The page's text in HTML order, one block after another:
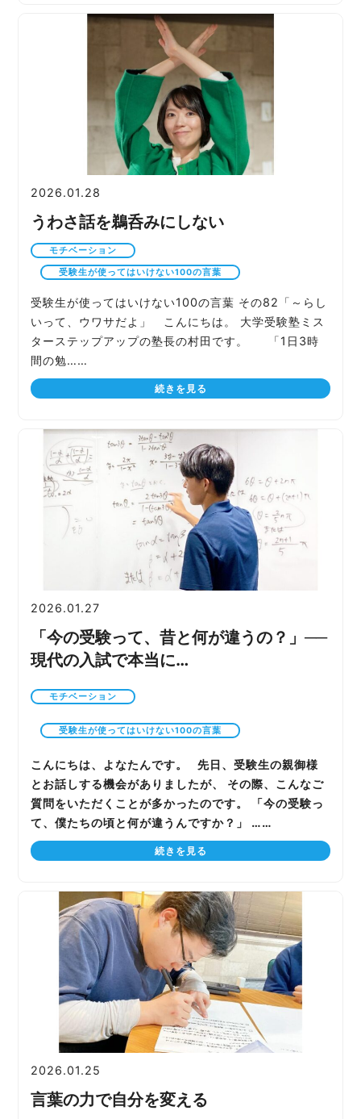
2026.01.28
うわさ話を鵜呑みにしない
モチベーション
受験生が使ってはいけない100の言葉
受験生が使ってはいけない100の言葉 その82「～らし
いって、ウワサだよ」 こんにちは。 大学受験塾ミス
ターステップアップの塾長の村田です。 「1日3時
間の勉……
続きを見る
2026.01.27
「今の受験って、昔と何が違うの？」──
現代の入試で本当に…
モチベーション
受験生が使ってはいけない100の言葉
こんにちは、よなたんです。 先日、受験生の親御様
とお話しする機会がありましたが、 その際、こんなご
質問をいただくことが多かったのです。 「今の受験っ
て、僕たちの頃と何が違うんですか？」 ……
続きを見る
2026.01.25
言葉の力で自分を変える